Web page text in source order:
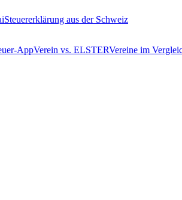
Steuererklärung aus der Schweiz
AppVerein vs. ELSTERVereine im